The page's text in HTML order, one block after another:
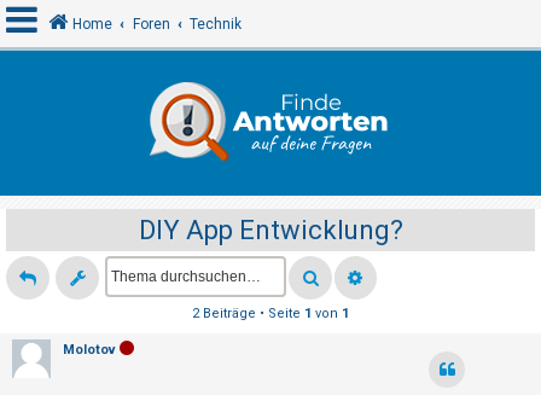
e
l
d
e
Home Foren Technik
DIY App Entwicklung?
2 Beiträge • Seite 1 von 1
Molotov